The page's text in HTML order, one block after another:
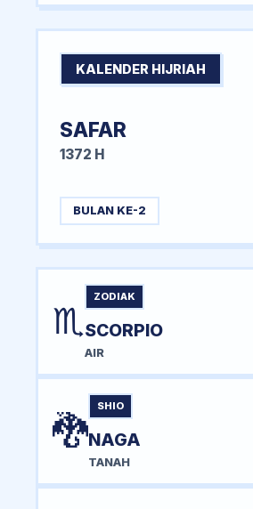
KALENDER HIJRIAH
SAFAR
1372 H
BULAN KE-2
♏
ZODIAK
SCORPIO
AIR
🐉
SHIO
NAGA
TANAH